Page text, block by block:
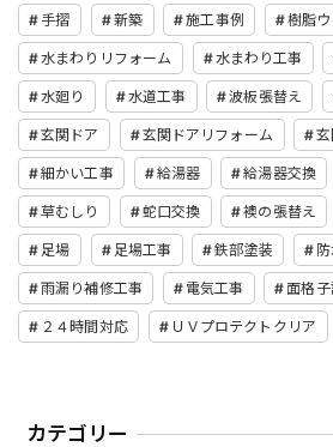
手摺 新築 施工事例 樹脂
水まわりリフォーム 水まわり工事
水廻り 水道工事 波板張替え
玄関ドア 玄関ドアリフォーム
細かい工事 給湯器 給湯器交換
草むしり 蛇口交換 襖の張替え
足場 足場工事 鉄部塗装
雨漏り補修工事 電気工事 面格子
２４時間対応 ＵＶプロテクトクリア
カテゴリー